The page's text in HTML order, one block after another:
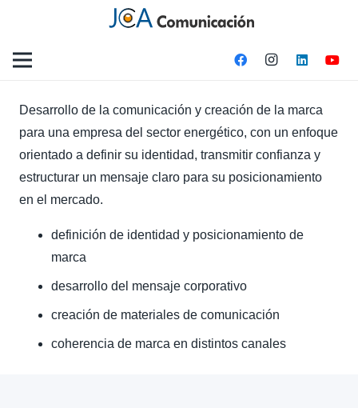
Desarrollo de la comunicación y creación de la marca
para una empresa del sector energético, con un enfoque
orientado a definir su identidad, transmitir confianza y
estructurar un mensaje claro para su posicionamiento
en el mercado.
definición de identidad y posicionamiento de
marca
desarrollo del mensaje corporativo
creación de materiales de comunicación
coherencia de marca en distintos canales